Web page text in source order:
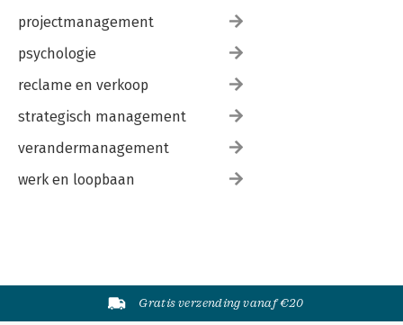
projectmanagement
psychologie
reclame en verkoop
strategisch management
verandermanagement
werk en loopbaan
Gratis verzending vanaf €20